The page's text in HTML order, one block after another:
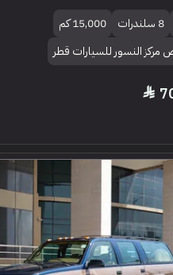
8 سلندرات
15,000 كم
مركز النسور للسيارات قطر